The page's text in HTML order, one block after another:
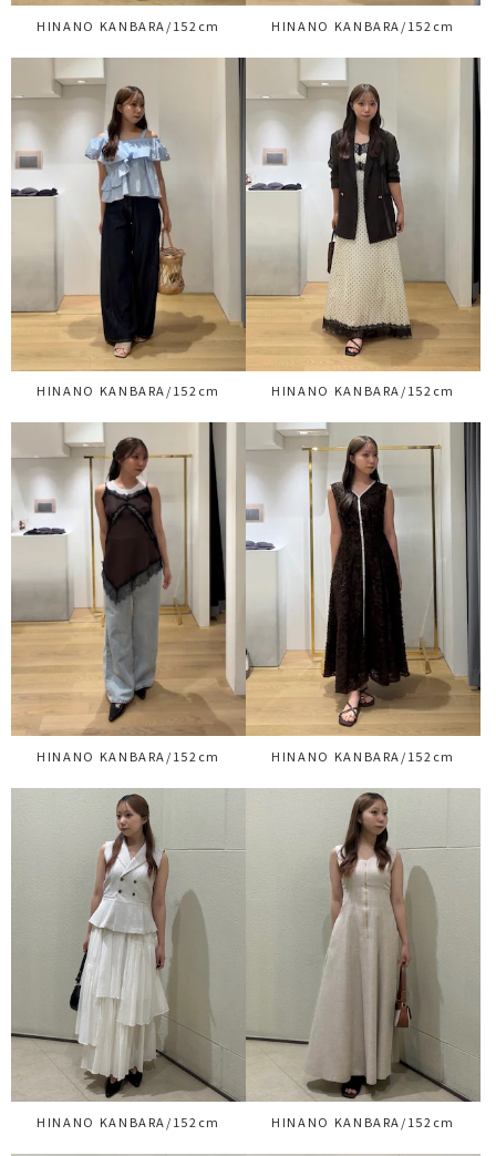
HINANO KANBARA/152cm HINANO KANBARA/152cm
HINANO KANBARA/152cm HINANO KANBARA/152cm
HINANO KANBARA/152cm HINANO KANBARA/152cm
HINANO KANBARA/152cm HINANO KANBARA/152cm